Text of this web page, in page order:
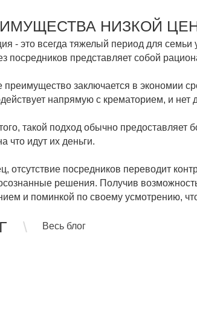
НИЗКОЙ
- это всегда тяжелый период для
посредников представляет собой
преимущество заключается в экономии
напрямую с крематорием, и
такой подход обычно предоставляет
что идут их деньги.
отсутствие посредников переводит
решения. Получив
и поминкой по своему усмотрению,
Весь блог